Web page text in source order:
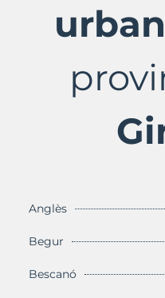
Anglès
Begur
Bescanó